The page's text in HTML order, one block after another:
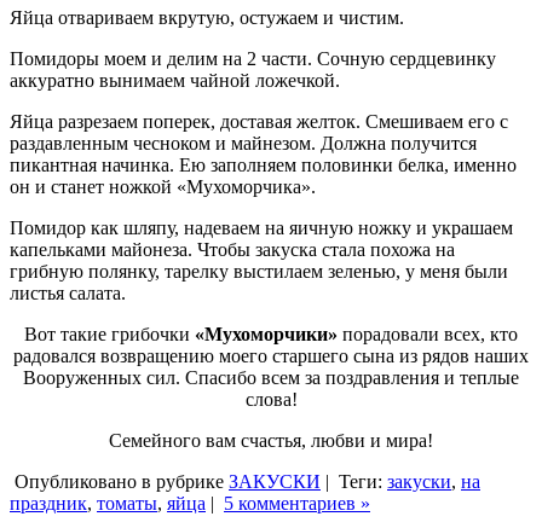
Яйца отвариваем вкрутую, остужаем и чистим.
Помидоры моем и делим на 2 части. Сочную сердцевинку
аккуратно вынимаем чайной ложечкой.
Яйца разрезаем поперек, доставая желток. Смешиваем его с
раздавленным чесноком и майнезом. Должна получится
пикантная начинка. Ею заполняем половинки белка, именно
он и станет ножкой «Мухоморчика».
Помидор как шляпу, надеваем на яичную ножку и украшаем
капельками майонеза. Чтобы закуска стала похожа на
грибную полянку, тарелку выстилаем зеленью, у меня были
листья салата.
Вот такие грибочки «Мухоморчики» порадовали всех, кто
радовался возвращению моего старшего сына из рядов наших
Вооруженных сил. Спасибо всем за поздравления и теплые
слова!
Семейного вам счастья, любви и мира!
Опубликовано в рубрике ЗАКУСКИ | Теги: закуски, на
праздник, томаты, яйца | 5 комментариев »